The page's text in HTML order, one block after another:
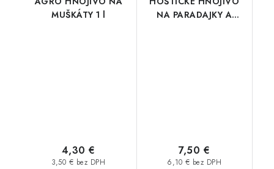
MUŠKÁTY 1 l
3,50 € bez DPH
4,30 €
NA PARADAJKY A
6,10 € bez DPH
7,50 €